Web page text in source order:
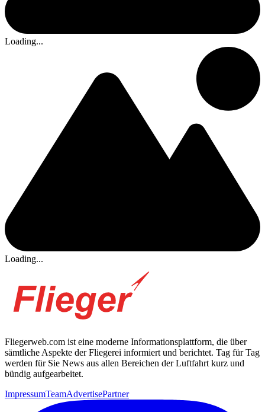
Loading...
Loading...
Fliegerweb.com ist eine moderne Informationsplattform, die über
sämtliche Aspekte der Fliegerei informiert und berichtet. Tag für Tag
werden für Sie News aus allen Bereichen der Luftfahrt kurz und
bündig aufgearbeitet.
ImpressumTeamAdvertisePartner